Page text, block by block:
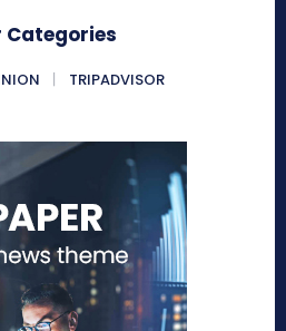
Categories
TRIPADVISOR